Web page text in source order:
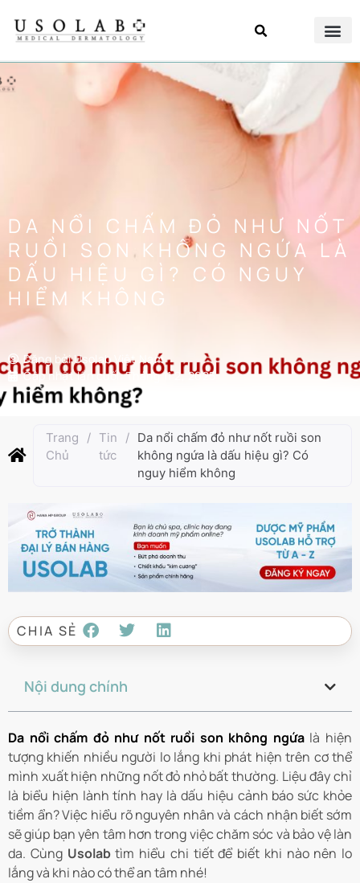
DA NỔI CHẤM ĐỎ NHƯ NỐT
RUỒI SON KHÔNG NGỨA LÀ
DẤU HIỆU GÌ? CÓ NGUY
HIỂM KHÔNG
Đăng bởiUsolab Việt Nam
Cập nhật lần cuối:Tháng 11 2, 2025
Trang
Chủ
/ Tin
tức
/ Da nổi chấm đỏ như nốt ruồi son
không ngứa là dấu hiệu gì? Có
nguy hiểm không
CHIA SẺ
Nội dung chính
Da nổi chấm đỏ như nốt ruồi son không ngứalà hiện
tượng khiến nhiều người lo lắng khi phát hiện trên cơ thể
mình xuất hiện những nốt đỏ nhỏ bất thường. Liệu đây chỉ
là biểu hiện lành tính hay là dấu hiệu cảnh báo sức khỏe
tiềm ẩn? Việc hiểu rõ nguyên nhân và cách nhận biết sớm
sẽ giúp bạn yên tâm hơn trong việc chăm sóc và bảo vệ làn
da. Cùng Usolabtìm hiểu chi tiết để biết khi nào nên lo
lắng và khi nào có thể an tâm nhé!